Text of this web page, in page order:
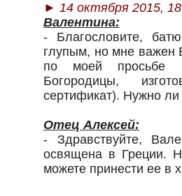
► 14 октября 2015,
Валентина:
- Благословите,
глупым, но мне важен
по моей просьбе
Богородицы,
сертификат). Нужно
Отец Алексей:
- Здравствуйте,
освящена в Греции.
можете принести ее в